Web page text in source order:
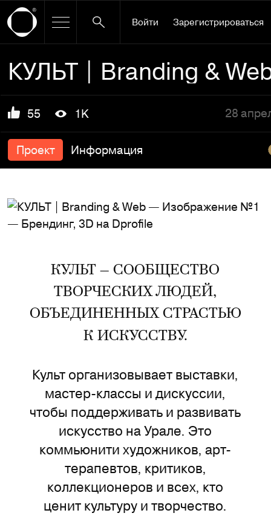
Войти Зарегистрироваться
КУЛЬТ | Branding &
55 1K 28
Проект Информация
КУЛЬТ — СООБЩЕСТВО
ТВОРЧЕСКИХ ЛЮДЕЙ,
ОБЪЕДИНЕННЫХ СТРАСТЬЮ
К ИСКУССТВУ.
Культ организовывает выставки,
мастер-классы и дискуссии,
чтобы поддерживать и развивать
искусство на Урале. Это
коммьюнити художников, арт-
терапевтов, критиков,
коллекционеров и всех, кто
ценит культуру и творчество.